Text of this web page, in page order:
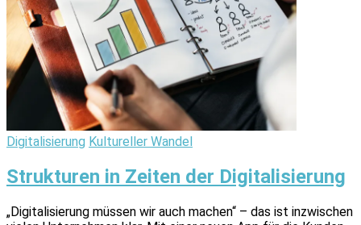
Digitalisierung Kultureller Wandel
Strukturen in Zeiten der Digitalisierung
„Digitalisierung müssen wir auch machen“ – das ist inzwischen